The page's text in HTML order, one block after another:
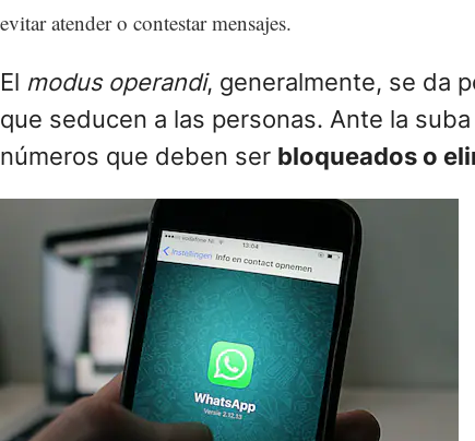
evitar atender o contestar mensajes.
El modus operandi, generalmente, se da
que seducen a las personas. Ante la
números que deben ser bloqueados o